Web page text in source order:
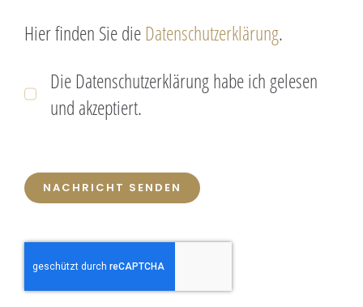
Hier finden Sie die Datenschutzerklärung.
Die Datenschutzerklärung habe ich gelesen
und akzeptiert.
NACHRICHT SENDEN